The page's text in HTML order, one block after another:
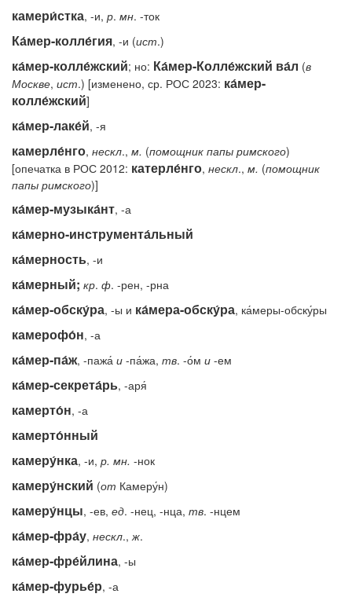
камери́стка, -и, р. мн. -ток
Ка́мер-колле́гия, -и (ист.)
ка́мер-колле́жский; но: Ка́мер-Колле́жский ва́л (в
Москве, ист.) [изменено, ср. РОС 2023: ка́мер-
колле́жский]
ка́мер-лаке́й, -я
камерле́нго, нескл., м. (помощник папы римского)
[опечатка в РОС 2012: катерле́нго, нескл., м. (помощник
папы римского)]
ка́мер-музыка́нт, -а
ка́мерно-инструмента́льный
ка́мерность, -и
ка́мерный; кр. ф. -рен, -рна
ка́мер-обску́ра, -ы и ка́мера-обску́ра, ка́меры-обску́ры
камерофо́н, -а
ка́мер-па́ж, -пажа́ и -па́жа, тв. -о́м и -ем
ка́мер-секрета́рь, -аря́
камерто́н, -а
камерто́нный
камеру́нка, -и, р. мн. -нок
камеру́нский (от Камеру́н)
камеру́нцы, -ев, ед. -нец, -нца, тв. -нцем
ка́мер-фра́у, нескл.,ж.
ка́мер-фре́йлина, -ы
ка́мер-фурье́р, -а